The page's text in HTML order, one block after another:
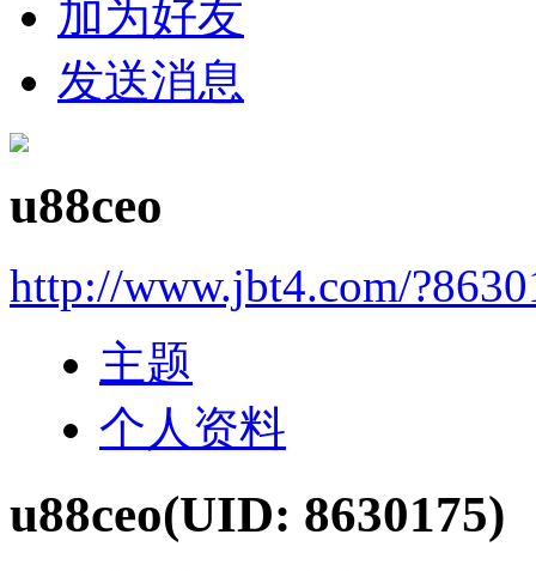
加为好友
发送消息
u88ceo
http://www.jbt4.com/
主题
个人资料
u88ceo(UID: 8630175)